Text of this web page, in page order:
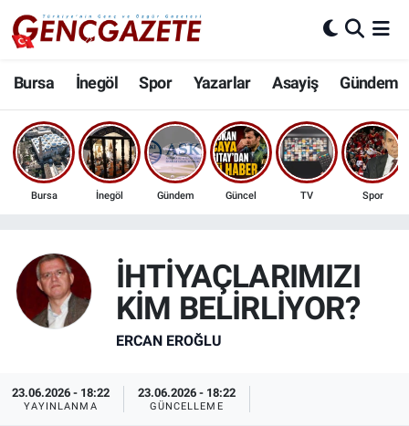
Bursa İnegöl Spor Yazarlar Asayiş Gündem
Bursa İnegöl Gündem Güncel TV Spor
İHTİYAÇLARIMIZI
KİM BELİRLİYOR?
ERCAN EROĞLU
23.06.2026 - 18:22
YAYINLANMA
23.06.2026 - 18:22
GÜNCELLEME
Bursa
İnegöl
3.SAYFA
Eğitim
Ekonomi
İnanç
Nöbetçi Eczaneler
Hava Durumu
Trafik Durumu
Tüm Manşetler
Son Dakika Haberleri
Haber Arşivi